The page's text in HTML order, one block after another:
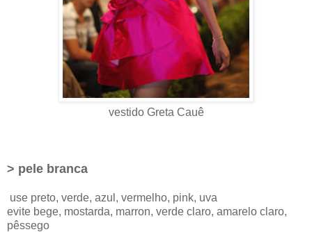
vestido Greta Cauê
> pele branca
use preto, verde, azul, vermelho, pink, uva
evite bege, mostarda, marron, verde claro, amarelo claro,
pêssego